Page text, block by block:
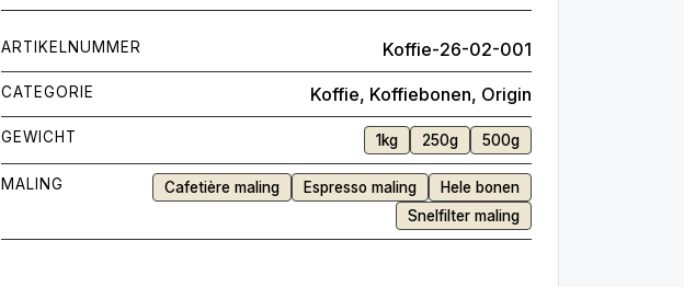
ARTIKELNUMMER Koffie-26-02-001
CATEGORIE Koffie, Koffiebonen, Origin
GEWICHT 1kg 250g 500g
MALING Cafetière maling Espresso maling
Hele bonen
Snelfilter maling